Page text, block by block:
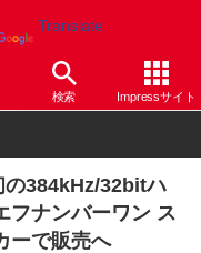
Translate
検索 Impressサイト
の384kHz/32bitハ
フナンバーワン ス
ーで販売へ